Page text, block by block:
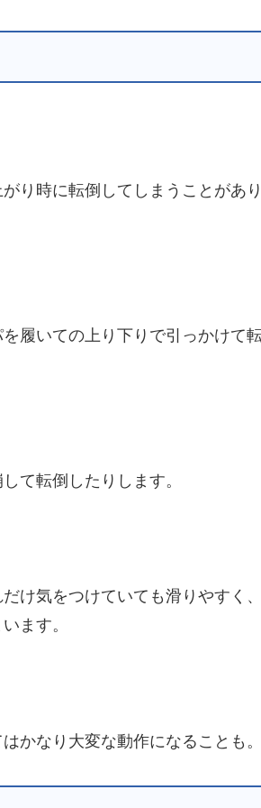
り時に転倒してしまうことがあ
履いての上り下りで引っかけて
て転倒したりします。
け気をつけていても滑りやすく
ます。
かなり大変な動作になることも。